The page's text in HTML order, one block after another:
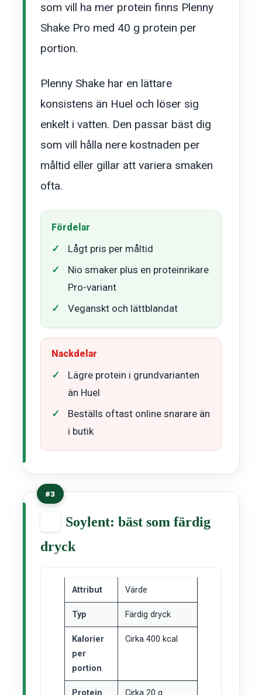
som vill ha mer protein finns Plenny
Shake Pro med 40 g protein per
portion.
Plenny Shake har en lättare
konsistens än Huel och löser sig
enkelt i vatten. Den passar bäst dig
som vill hålla nere kostnaden per
måltid eller gillar att variera smaken
ofta.
Fördelar
Lågt pris per måltid
Nio smaker plus en proteinrikare
Pro-variant
Veganskt och lättblandat
Nackdelar
Lägre protein i grundvarianten
än Huel
Beställs oftast online snarare än
i butik
#3
Soylent: bäst som färdig
dryck
Attribut Värde
Typ Färdig dryck
Kalorier
per
portion
Cirka 400 kcal
Protein Cirka 20 g